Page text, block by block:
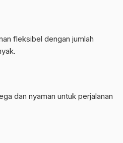
fleksibel dengan jumlah
dan nyaman untuk perjalanan